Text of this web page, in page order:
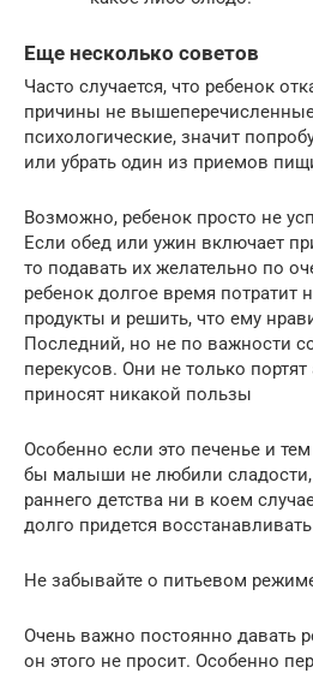
Еще несколько советов
Часто случается, что ребенок
причины не
психологические, значит
или убрать один из приемов
Возможно, ребенок просто не
Если обед или ужин включает
то подавать их желательно по
ребенок долгое время потратит
продукты и решить, что ему
Последний, но не по важности
перекусов. Они не только
приносят никакой пользы
Особенно если это печенье и
бы малыши не любили сладости,
раннего детства ни в коем
долго придется
Не забывайте о питьевом
Очень важно постоянно давать
он этого не просит. Особенно